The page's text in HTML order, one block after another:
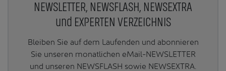
NEWSLETTER, NEWSFLASH, NEWSEXTRA
und EXPERTEN VERZEICHNIS
Bleiben Sie auf dem Laufenden und abonnieren
Sie unseren monatlichen eMail-NEWSLETTER
und unseren NEWSFLASH sowie NEWSEXTRA.